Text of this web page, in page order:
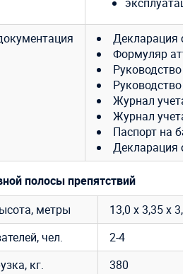
Декларация
Формуляр
Руководство
Руководство
Журнал учета
Журнал учета
Паспорт на
Декларация
полосы препятствий
метры
13,0 х 3,35 х
чел.
2-4
кг.
380